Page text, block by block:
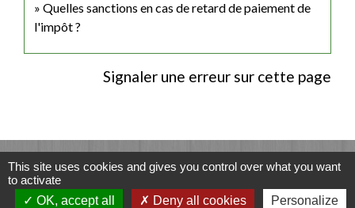
Quelles sanctions en cas de retard de paiement de
l'impôt ?
Signaler une erreur sur cette page
Contacts
Commune de Luitré-Dompierre
This site uses cookies and gives you control over what you want
to activate
OK, accept all
Deny all cookies Personalize